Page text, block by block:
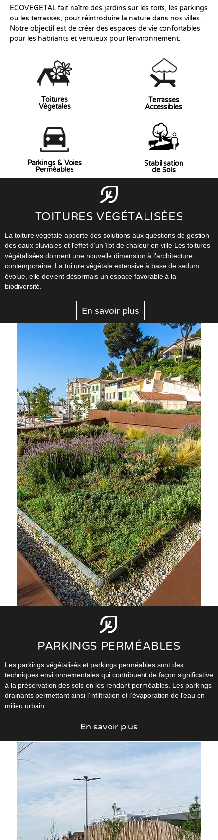
ECOVEGETAL fait naître des jardins sur les toits, les parkings
ou les terrasses, pour réintroduire la nature dans nos villes.
Notre objectif est de créer des espaces de vie confortables
pour les habitants et vertueux pour l’environnement.
Toitures
Végétales
Terrasses
Accessibles
Parkings & Voies
Perméables
Stabilisation
de Sols
TOITURES VÉGÉTALISÉES
La toiture végétale apporte des solutions aux questions de gestion
des eaux pluviales et l’effet d’un îlot de chaleur en ville Les toitures
végétalisées donnent une nouvelle dimension à l’architecture
contemporaine. La toiture végétale extensive à base de sedum
évolue, elle devient désormais un espace favorable à la
biodiversité.
En savoir plus
PARKINGS PERMÉABLES
Les parkings végétalisés et parkings perméables sont des
techniques environnementales qui contribuent de façon significative
à la préservation des sols en les rendant perméables. Les parkings
drainants permettant ainsi l’infiltration et l’évaporation de l’eau en
milieu urbain.
En savoir plus